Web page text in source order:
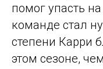
помог упасть
команде стал
степени Карри
этом сезоне,